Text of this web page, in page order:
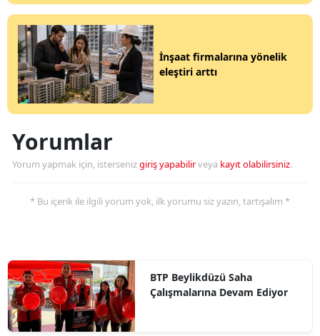
İnşaat firmalarına yönelik
eleştiri arttı
Yorumlar
Yorum yapmak için, istersenizgiriş yapabilirveya kayıt olabilirsiniz.
* Bu içerik ile ilgili yorum yok, ilk yorumu siz yazın, tartışalım *
BTP Beylikdüzü Saha
Çalışmalarına Devam Ediyor